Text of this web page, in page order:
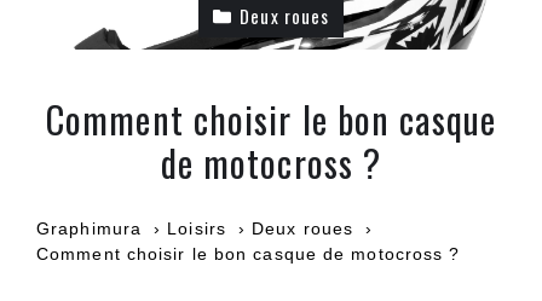
Deux roues
Comment choisir le bon casque
de motocross ?
Graphimura Loisirs
Deux roues
Comment choisir le bon casque de motocross ?